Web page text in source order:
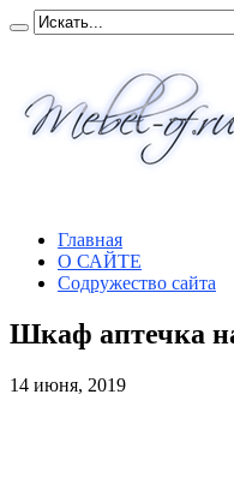
Главная
О САЙТЕ
Содружество сайта
Шкаф аптечка
14 июня, 2019